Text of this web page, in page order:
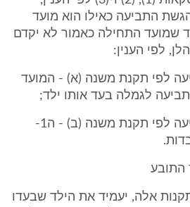
הגשת התביעה כאילו הוא מועד
שמועד התחילה כאמור לא יקדם
לפי הענין:
לפי תקנת משנה (א) - המועד
לגמלה בעד אותו ילד;
(2) לגבי החלטה בתביעה לפי תקנת משנה (ב) - ה1-
אלה, יעמיד את הילד שבעדו